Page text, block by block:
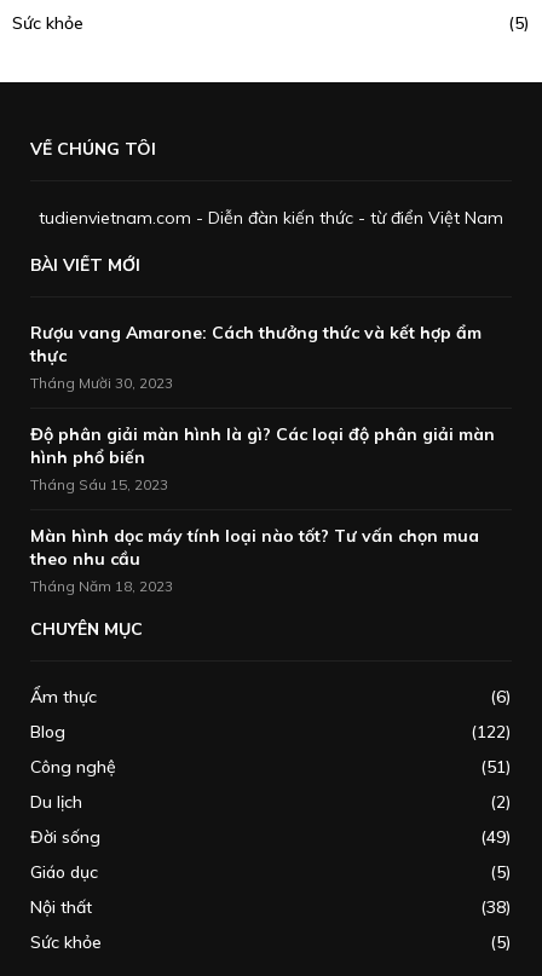
Sức khỏe
(5)
VỀ CHÚNG TÔI
tudienvietnam.com - Diễn đàn kiến thức - từ điển Việt Nam
BÀI VIẾT MỚI
Rượu vang Amarone: Cách thưởng thức và kết hợp ẩm
thực
Tháng Mười 30, 2023
Độ phân giải màn hình là gì? Các loại độ phân giải màn
hình phổ biến
Tháng Sáu 15, 2023
Màn hình dọc máy tính loại nào tốt? Tư vấn chọn mua
theo nhu cầu
Tháng Năm 18, 2023
CHUYÊN MỤC
Ẩm thực
(6)
Blog
(122)
Công nghệ
(51)
Du lịch
(2)
Đời sống
(49)
Giáo dục
(5)
Nội thất
(38)
Sức khỏe
(5)